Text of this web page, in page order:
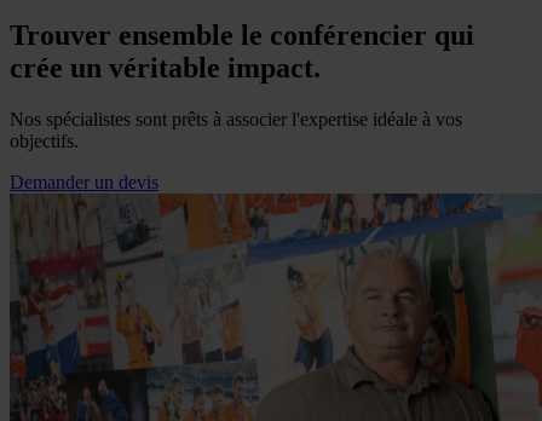
Trouver ensemble le conférencier qui
crée un véritable impact.
Nos spécialistes sont prêts à associer l'expertise idéale à vos
objectifs.
Demander un devis